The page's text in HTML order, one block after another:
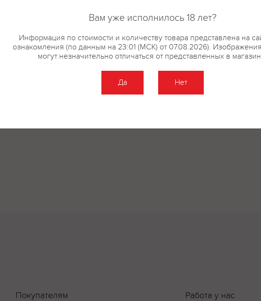
Покупателям Работа у нас
Вам уже исполнилось 18 лет?
Информация по стоимости и количеству товара представлена на
ознакомления (по данным на 23:01 (МСК) от 07.08.2026).
могут незначительно отличаться от представленных в
Да Нет